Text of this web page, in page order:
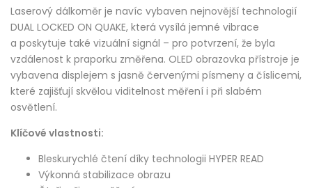
Laserový dálkoměr je navíc vybaven nejnovější technologií
DUAL LOCKED ON QUAKE, která vysílá jemné vibrace
a poskytuje také vizuální signál – pro potvrzení, že byla
vzdálenost k praporku změřena. OLED obrazovka přístroje je
vybavena displejem s jasně červenými písmeny a číslicemi,
které zajišťují skvělou viditelnost měření i při slabém
osvětlení.
Klíčové vlastnosti:
Bleskurychlé čtení díky technologii HYPER READ
Výkonná stabilizace obrazu